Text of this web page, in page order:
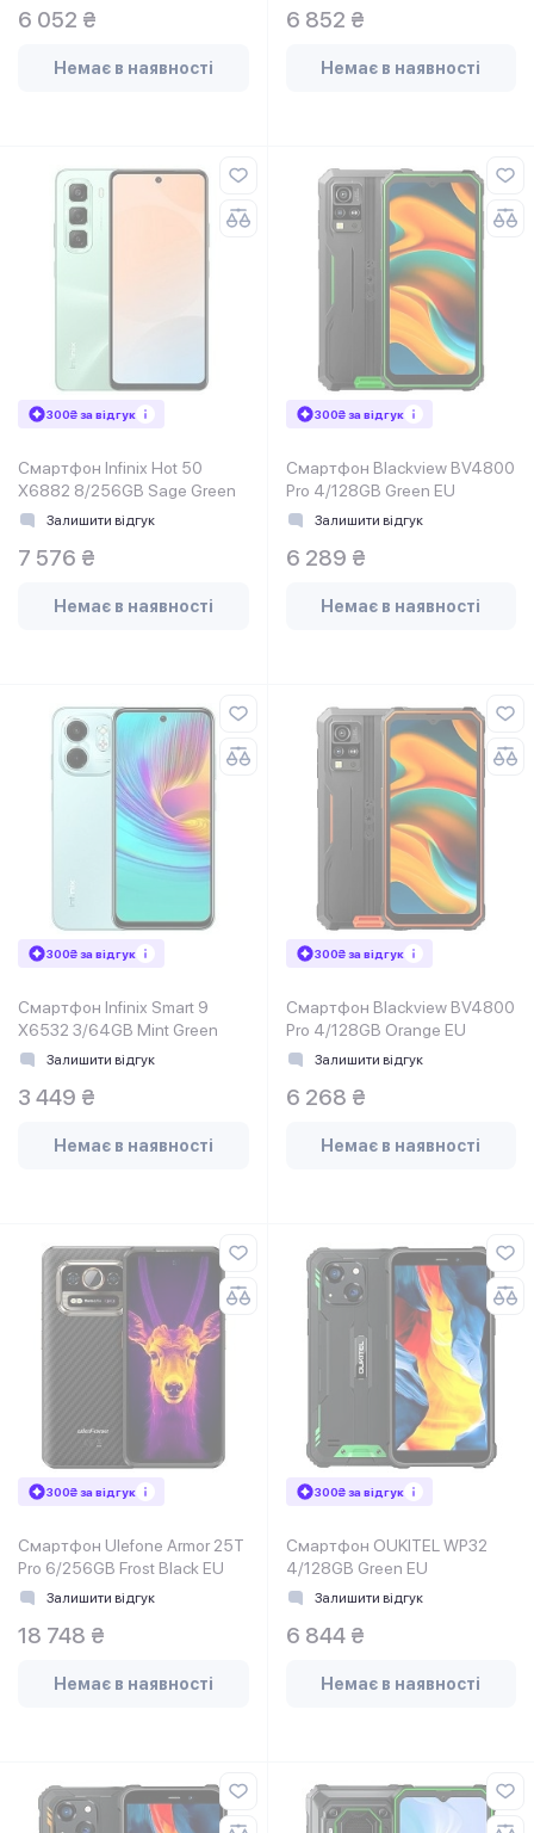
6 052 ₴
Немає в наявності
6 852 ₴
Немає в наявності
300₴ за відгук
Смартфон Infinix Hot 50
X6882 8/256GB Sage Green
Залишити відгук
7 576 ₴
Немає в наявності
300₴ за відгук
Смартфон Blackview BV4800
Pro 4/128GB Green EU
Залишити відгук
6 289 ₴
Немає в наявності
300₴ за відгук
Смартфон Infinix Smart 9
X6532 3/64GB Mint Green
Залишити відгук
3 449 ₴
Немає в наявності
300₴ за відгук
Смартфон Blackview BV4800
Pro 4/128GB Orange EU
Залишити відгук
6 268 ₴
Немає в наявності
300₴ за відгук
Смартфон Ulefone Armor 25T
Pro 6/256GB Frost Black EU
Залишити відгук
18 748 ₴
Немає в наявності
300₴ за відгук
Смартфон OUKITEL WP32
4/128GB Green EU
Залишити відгук
6 844 ₴
Немає в наявності